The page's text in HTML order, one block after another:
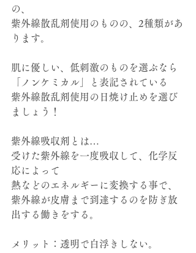
の、
紫外線散乱剤使用のものの、2種類があ
ります。
肌に優しい、低刺激のものを選ぶなら
「ノンケミカル」と表記されている
紫外線散乱剤使用の日焼け止めを選び
ましょう！
紫外線吸収剤とは…
受けた紫外線を一度吸収して、化学反
応によって
熱などのエネルギーに変換する事で、
紫外線が皮膚まで到達するのを防ぎ放
出する働きをする。
メリット：透明で白浮きしない。